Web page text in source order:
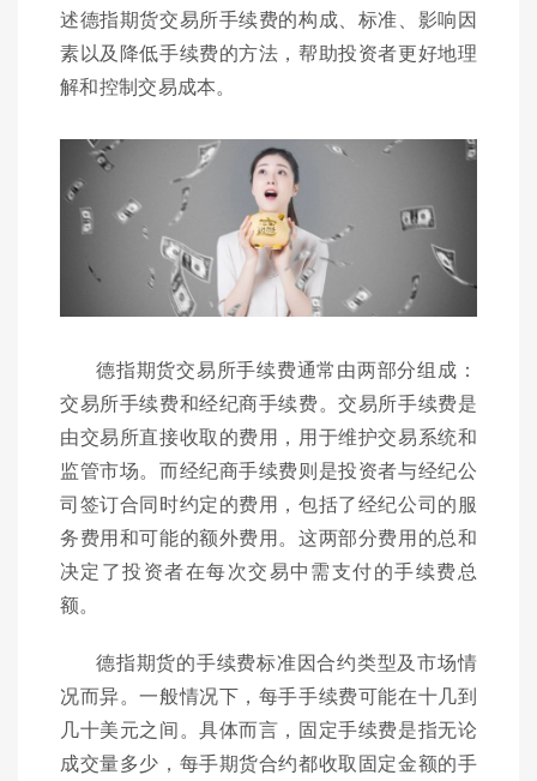
述德指期货交易所手续费的构成、标准、影响因
素以及降低手续费的方法，帮助投资者更好地理
解和控制交易成本。
德指期货交易所手续费通常由两部分组成：
交易所手续费和经纪商手续费。交易所手续费是
由交易所直接收取的费用，用于维护交易系统和
监管市场。而经纪商手续费则是投资者与经纪公
司签订合同时约定的费用，包括了经纪公司的服
务费用和可能的额外费用。这两部分费用的总和
决定了投资者在每次交易中需支付的手续费总
额。
德指期货的手续费标准因合约类型及市场情
况而异。一般情况下，每手手续费可能在十几到
几十美元之间。具体而言，固定手续费是指无论
成交量多少，每手期货合约都收取固定金额的手